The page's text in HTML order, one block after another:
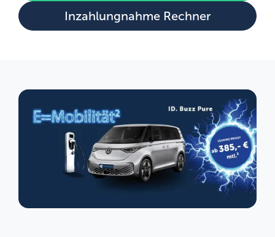
Inzahlungnahme Rechner